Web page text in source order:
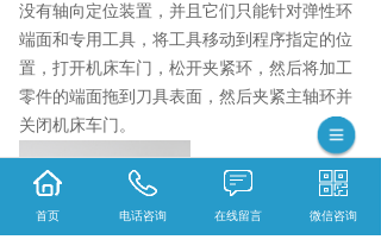
没有轴向定位装置，并且它们只能针对弹性环
端面和专用工具，将工具移动到程序指定的位
置，打开机床车门，松开夹紧环，然后将加工
零件的端面拖到刀具表面，然后夹紧主轴环并
关闭机床车门。
首页 电话咨询 在线留言 微信咨询